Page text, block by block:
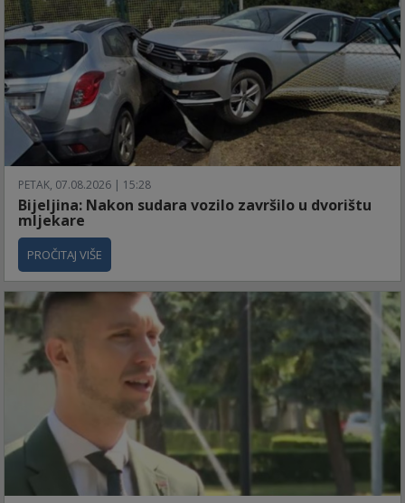
PETAK, 07.08.2026 | 15:28
Bijeljina: Nakon sudara vozilo završilo u dvorištu
mljekare
PROČITAJ VIŠE